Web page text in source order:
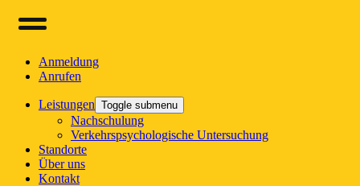
Anmeldung
Anrufen
Leistungen Toggle submenu
Nachschulung
Verkehrspsychologische Untersuchung
Standorte
Über uns
Kontakt